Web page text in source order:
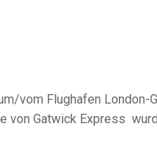
vom Flughafen London-
von Gatwick Express